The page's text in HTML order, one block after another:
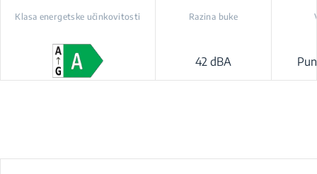
Klasa energetske učinkovitosti Razina buke
42 dBA